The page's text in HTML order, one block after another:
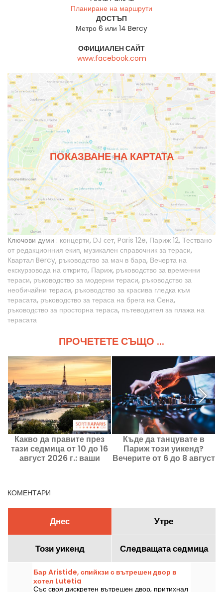
Планиране на маршрути
ДОСТЪП
Метро 6 или 14 Bercy
ОФИЦИАЛЕН САЙТ
www.facebook.com
ПОКАЗВАНЕ НА КАРТАТА
Ключови думи : концерти, DJ сет, Paris 12e, Париж 12, Тествано
от редакционния екип, музикален справочник за тераси,
Квартал Bercy, ръководство за мач в бара, Вечерта на
екскурзовода на открито, Париж, ръководство за временни
тераси, ръководство за модерни тераси, ръководство за
необичайни тераси, ръководство за красива гледка към
терасата, ръководство за тераса на брега на Сена,
ръководство за просторна тераса, пътеводител за плажа на
терасата
ПРОЧЕТЕТЕ СЪЩО ...
Какво да правите през
тази седмица от 10 до 16
август 2026 г.: ваши
Къде да танцувате в
Париж този уикенд?
Вечерите от 6 до 8 август
КОМЕНТАРИ
Днес Утре
Този уикенд Следващата седмица
Бар Aristide, спийкзи с вътрешен двор в
хотел Lutetia
Със своя дискретен вътрешен двор, притихнал